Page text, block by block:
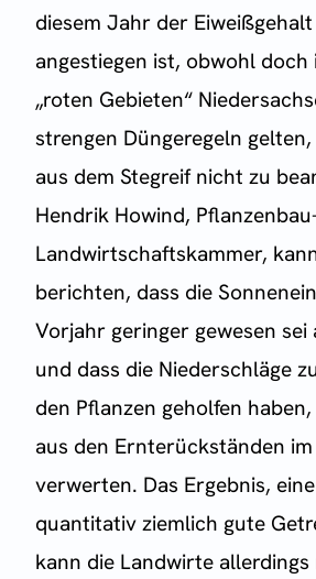
diesem Jahr der
angestiegen ist, obwohl doch
„roten Gebieten“
strengen Düngeregeln
aus dem Stegreif nicht zu
Hendrik Howind,
Landwirtschaftskammer,
berichten, dass die
Vorjahr geringer gewesen sei
und dass die Niederschläge
den Pflanzen geholfen
aus den Ernterückständen
verwerten. Das Ergebnis,
quantitativ ziemlich gute
kann die Landwirte